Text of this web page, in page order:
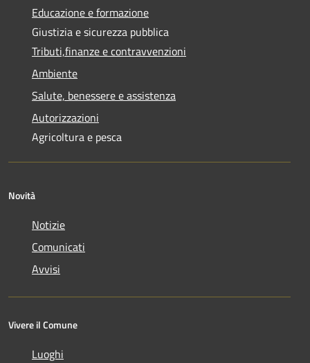
Educazione e formazione
Giustizia e sicurezza pubblica
Tributi,finanze e contravvenzioni
Ambiente
Salute, benessere e assistenza
Autorizzazioni
Agricoltura e pesca
Novità
Notizie
Comunicati
Avvisi
Vivere il Comune
Luoghi